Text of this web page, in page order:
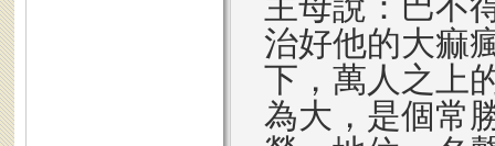
治好他的大痲
下，萬人之上
為大，是個常